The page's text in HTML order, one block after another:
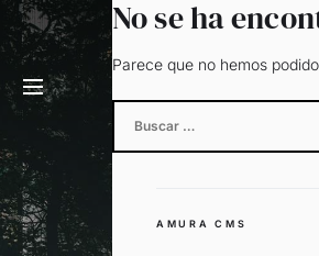
No se ha
Parece que no hemos
AMURA CMS